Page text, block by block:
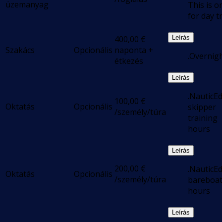
üzemanyag
This is
for day
Szakács Opcionális
400,00 €
naponta +
étkezés
Leírás
Oktatás Opcionális 100,00 €
/személy/túra
Leírás
.NauticEd
skipper
training
hours
Oktatás Opcionális 200,00 €
/személy/túra
Leírás
.NauticEd
bareboat
hours
Leírás